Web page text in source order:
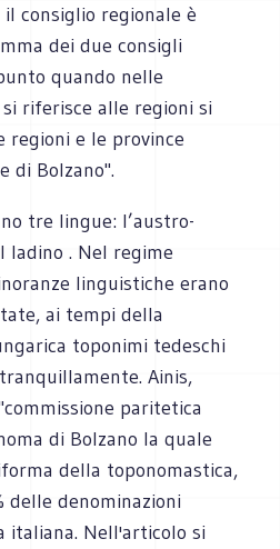
consiglio regionale è
dei due consigli
quando nelle
riferisce alle regioni si
regioni e le province
di Bolzano".
tre lingue: l’austro-
ladino . Nel regime
linguistiche erano
ai tempi della
toponimi tedeschi
Ainis,
paritetica
di Bolzano la quale
della toponomastica,
delle denominazioni
italiana. Nell'articolo si